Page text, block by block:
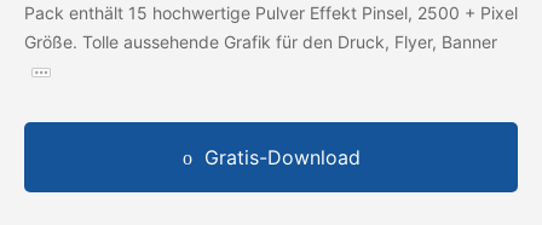
Pack enthält 15 hochwertige Pulver Effekt Pinsel, 2500 + Pixel
Größe. Tolle aussehende Grafik für den Druck, Flyer, Banner
Gratis-Download